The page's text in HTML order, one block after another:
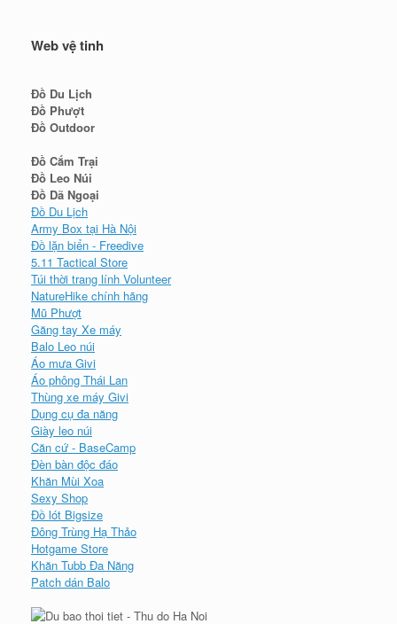
Web vệ tinh
Đồ Du Lịch
Đồ Phượt
Đồ Outdoor
Đồ Cắm Trại
Đồ Leo Núi
Đồ Dã Ngoại
Đồ Du Lịch
Army Box tại Hà Nội
Đồ lặn biển - Freedive
5.11 Tactical Store
Túi thời trang lính Volunteer
NatureHike chính hãng
Mũ Phượt
Găng tay Xe máy
Balo Leo núi
Áo mưa Givi
Áo phông Thái Lan
Thùng xe máy Givi
Dụng cụ đa năng
Giày leo núi
Căn cứ - BaseCamp
Đèn bàn độc đáo
Khăn Mùi Xoa
Sexy Shop
Đồ lót Bigsize
Đông Trùng Hạ Thảo
Hotgame Store
Khăn Tubb Đa Năng
Patch dán Balo